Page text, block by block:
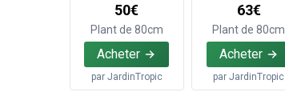
50€
Plant de 80cm
Acheter
par JardinTropic
63€
Plant de 80cm
Acheter
parJardinTropic